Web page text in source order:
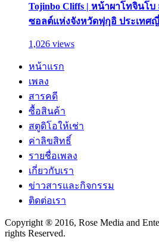
Tojinbo Cliffs | หน้าผาโทจินโ
ซอลต์แห่งจังหวัดฟุกุอิ ประเทศ
1,026 views
หน้าแรก
เพลง
สารคดี
ซื้อสินค้า
สตูดิโอให้เช่า
ค่าลิขสิทธิ์
รายชื่อเพลง
เกี่ยวกับเรา
ข่าวสารและกิจกรรม
ติดต่อเรา
Copyright ® 2016, Rose Media and
rights Reserved.